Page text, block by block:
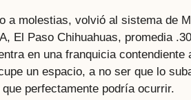
a molestias, volvió al sistema de
El Paso Chihuahuas, promedia
en una franquicia contendiente
un espacio, a no ser que lo
perfectamente podría ocurrir.